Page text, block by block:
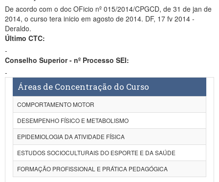
De acordo com o doc OFicio nº 015/2014/CPGCD, de 31 de jan de
2014, o curso tera inicio em agosto de 2014. DF, 17 fv 2014 -
Deraldo.
Último CTC:
-
Conselho Superior - nº Processo SEI:
-
Áreas de Concentração do Curso
COMPORTAMENTO MOTOR
DESEMPENHO FÍSICO E METABOLISMO
EPIDEMIOLOGIA DA ATIVIDADE FÍSICA
ESTUDOS SOCIOCULTURAIS DO ESPORTE E DA SAÚDE
FORMAÇÃO PROFISSIONAL E PRÁTICA PEDAGÓGICA